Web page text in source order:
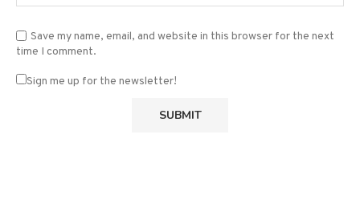
Save my name, email, and website in this browser for the next
time I comment.
Sign me up for the newsletter!